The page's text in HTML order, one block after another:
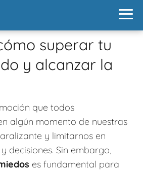
superar tu
y alcanzar la
que todos
algún momento de nuestras
y limitarnos en
decisiones. Sin embargo,
es fundamental para